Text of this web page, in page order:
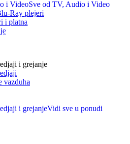
i VideoSve od TV, Audio i Video
Ray plejeri
i platna
i grejanje
vazduha
i grejanjeVidi sve u ponudi